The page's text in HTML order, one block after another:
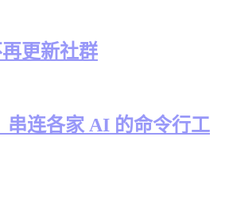
更新社群
串连各家 AI 的命令行工